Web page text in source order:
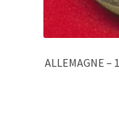
ALLEMAGNE –